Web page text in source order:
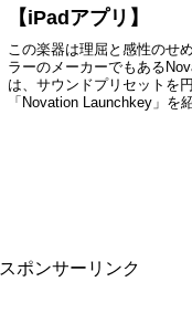
【iPadアプリ】
この楽器は理屈と感性のせ
ラーのメーカーでもある
は、サウンドプリセットを
「Novation Launchkey」を
スポンサーリンク